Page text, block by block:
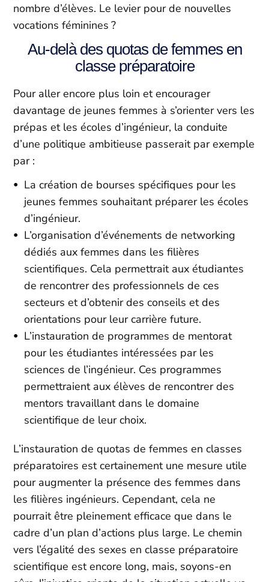
nombre d’élèves. Le levier pour de nouvelles
vocations féminines ?
Au-delà des quotas de femmes en
classe préparatoire
Pour aller encore plus loin et encourager
davantage de jeunes femmes à s’orienter vers les
prépas et les écoles d’ingénieur, la conduite
d’une politique ambitieuse passerait par exemple
par :
La création de bourses spécifiques pour les
jeunes femmes souhaitant préparer les écoles
d’ingénieur.
L’organisation d’événements de networking
dédiés aux femmes dans les filières
scientifiques. Cela permettrait aux étudiantes
de rencontrer des professionnels de ces
secteurs et d’obtenir des conseils et des
orientations pour leur carrière future.
L’instauration de programmes de mentorat
pour les étudiantes intéressées par les
sciences de l’ingénieur. Ces programmes
permettraient aux élèves de rencontrer des
mentors travaillant dans le domaine
scientifique de leur choix.
L’instauration de quotas de femmes en classes
préparatoires est certainement une mesure utile
pour augmenter la présence des femmes dans
les filières ingénieurs. Cependant, cela ne
pourrait être pleinement efficace que dans le
cadre d’un plan d’actions plus large. Le chemin
vers l’égalité des sexes en classe préparatoire
scientifique est encore long, mais, soyons-en